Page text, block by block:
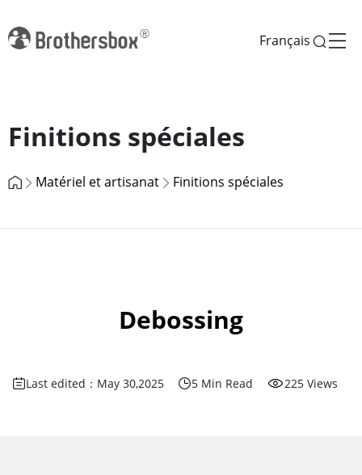
Français
Finitions spéciales
Matériel et artisanat Finitions spéciales
Debossing
Last edited：May 30,2025 5 Min Read 225 Views